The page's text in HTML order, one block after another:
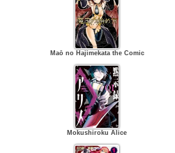
Maō no Hajimekata the Comic
Mokushiroku Alice